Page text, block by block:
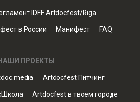
IDFF Artdocfest/Riga
в России Манифест FAQ
НАШИ ПРОЕКТЫ
Artdocfest Питчинг
Artdocfest в твоем городе